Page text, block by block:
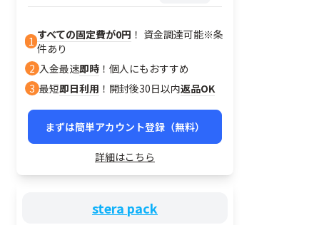
1 すべての固定費が0円 ！ 資金調達可能※条
件あり
2 入金最速即時 ！個人にもおすすめ
3 最短即日利用 ！開封後30日以内返品OK
まずは簡単アカウント登録（無料）
詳細はこちら
stera pack